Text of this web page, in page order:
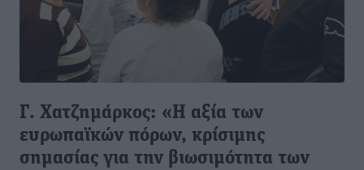
Γ. Χατζημάρκος: «Η αξία των
ευρωπαϊκών πόρων, κρίσιμης
σημασίας για την βιωσιμότητα των